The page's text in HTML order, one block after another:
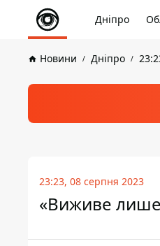
Дніпро
Новини Дніпро
23:23, 08 серпня 2023
«Виживе лише